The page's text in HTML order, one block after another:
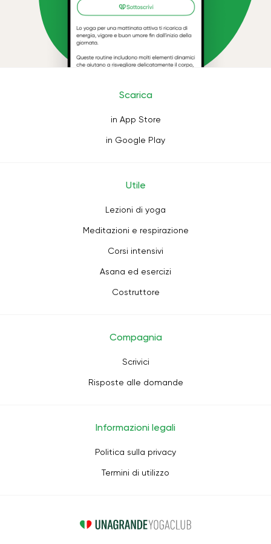
Scarica
in App Store
in Google Play
Utile
Lezioni di yoga
Meditazioni e respirazione
Corsi intensivi
Asana ed esercizi
Costruttore
Compagnia
Scrivici
Risposte alle domande
Informazioni legali
Politica sulla privacy
Termini di utilizzo